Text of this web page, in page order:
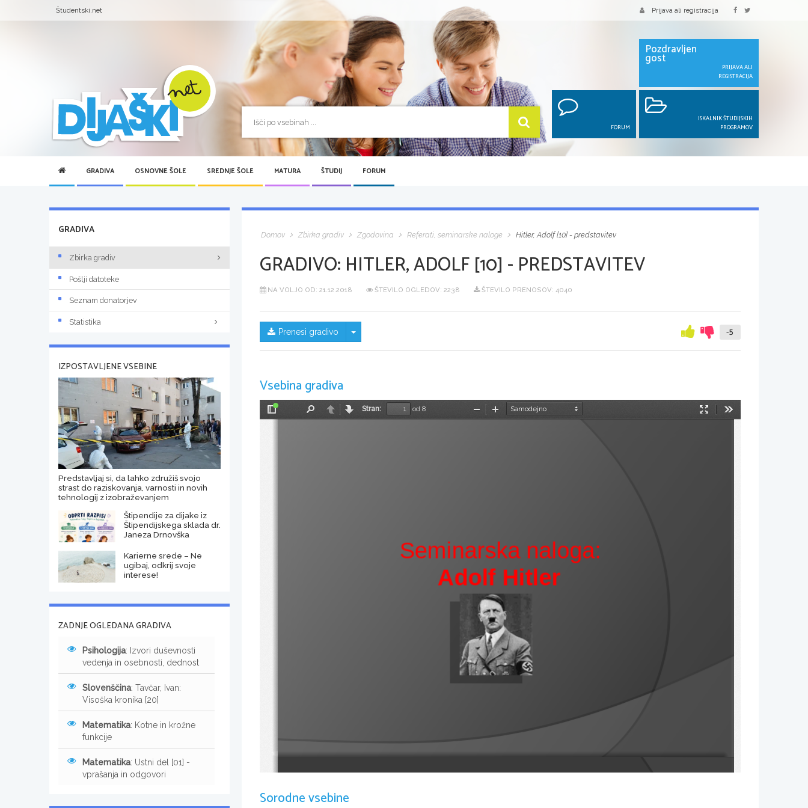
Študentski.net Prijava ali registracija
Pozdravljen
gost
PRIJAVA ALI
REGISTRACIJA
FORUM
ISKALNIK ŠTUDIJSKIH
PROGRAMOV
GRADIVA OSNOVNE ŠOLE SREDNJE ŠOLE MATURA ŠTUDIJ FORUM
Domov Zbirka gradiv Zgodovina Referati, seminarske naloge Hitler, Adolf [10] - predstavitev
GRADIVO: HITLER, ADOLF [10] - PREDSTAVITEV
NA VOLJO OD: 21.12.2018 ŠTEVILO OGLEDOV: 2238 ŠTEVILO PRENOSOV: 4040
Prenesi gradivo Skrij/prikaži meni -5
Vsebina gradiva
Preklopi
NazajNaprej
Stran:
od 8
Način
PomanjšajPovečaj
Seminarska naloga:
Adolf Hitler
Sorodne vsebine
GRADIVA
Zbirka gradiv
Pošlji datoteke
Seznam donatorjev
Statistika
IZPOSTAVLJENE VSEBINE
Predstavljaj si, da lahko združiš svojo
strast do raziskovanja, varnosti in novih
tehnologij z izobraževanjem
Štipendije za dijake iz
Štipendijskega sklada dr.
Janeza Drnovška
Karierne srede – Ne
ugibaj, odkrij svoje
interese!
ZADNJE OGLEDANA GRADIVA
Psihologija: Izvori duševnosti
vedenja in osebnosti, dednost
Slovenščina: Tavčar, Ivan:
Visoška kronika [20]
Matematika: Kotne in krožne
funkcije
Matematika: Ustni del [01] -
vprašanja in odgovori